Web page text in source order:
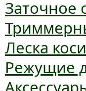
Заточное
Леска
Режущие